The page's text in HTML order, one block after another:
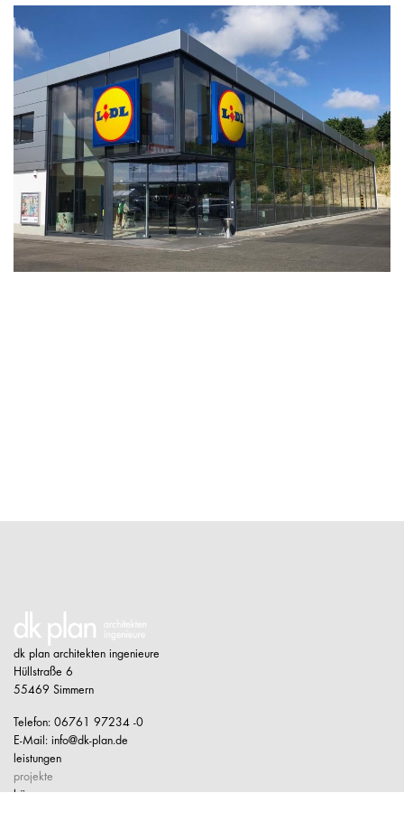
dk plan architekten ingenieure
Hüllstraße 6
55469 Simmern
Telefon: 06761 97234 -0
E-Mail: info@dk-plan.de
leistungen
projekte
büro